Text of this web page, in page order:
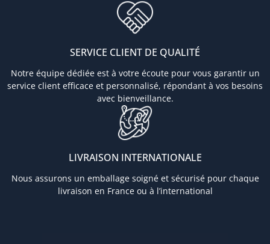
SERVICE CLIENT DE QUALITÉ
Notre équipe dédiée est à votre écoute pour vous garantir un
service client efficace et personnalisé, répondant à vos besoins
avec bienveillance.
LIVRAISON INTERNATIONALE
Nous assurons un emballage soigné et sécurisé pour chaque
livraison en France ou à l’international